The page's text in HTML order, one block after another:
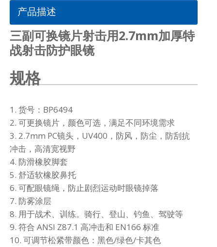
产品描述
三副可换镜片射击用2.7mm加厚特
战射击防护眼镜
规格
1. 货号：BP6494
2. 可更换镜片，颜色可选，满足不同环境需求
3. 2.7mm PC镜头，UV400，防风，防尘，防刮抗
冲击，高清宽视野
4. 防滑橡胶脚套
5. 舒适软橡胶鼻托
6. 可配眼镜绳，防止剧烈运动时眼镜掉落
7. 防雾涂层
8. 用于战术、训练。骑行、登山、钓鱼、驾驶等
9. 符合 ANSI Z87.1 高冲击和 EN166 标准
10. 可调节松紧带颜色：黑色/绿色/卡其色